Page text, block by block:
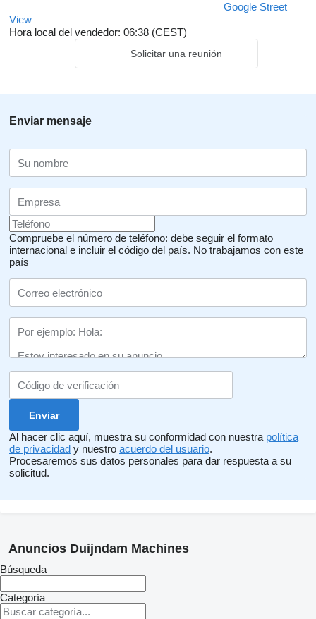
Google Street
View
Hora local del vendedor: 06:38 (CEST)
Solicitar una reunión
Enviar mensaje
Compruebe el número de teléfono: debe seguir el formato
internacional e incluir el código del país. No trabajamos con este
país
Al hacer clic aquí, muestra su conformidad con nuestra política
de privacidad y nuestro acuerdo del usuario.
Procesaremos sus datos personales para dar respuesta a su
solicitud.
Anuncios Duijndam Machines
Búsqueda
Categoría